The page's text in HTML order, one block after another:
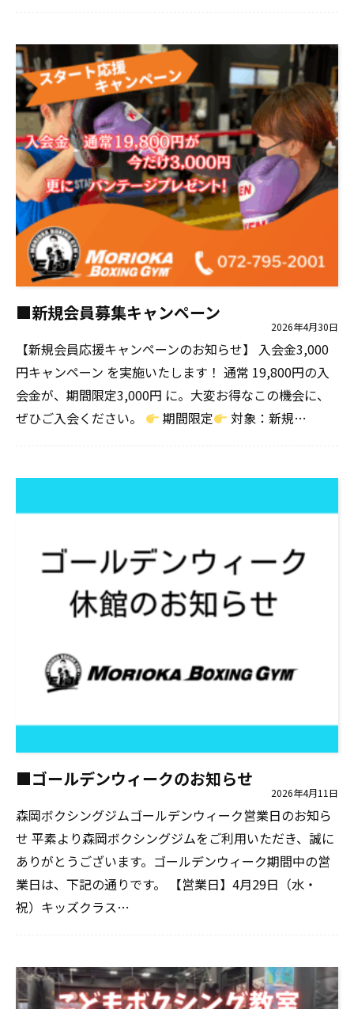
■新規会員募集キャンペーン
2026年4月30日
【新規会員応援キャンペーンのお知らせ】 入会金3,000
円キャンペーン を実施いたします！ 通常 19,800円の入
会金が、期間限定3,000円 に。大変お得なこの機会に、
ぜひご入会ください。
期間限定 対象：新規…
■ゴールデンウィークのお知らせ
2026年4月11日
森岡ボクシングジムゴールデンウィーク営業日のお知ら
せ 平素より森岡ボクシングジムをご利用いただき、誠に
ありがとうございます。ゴールデンウィーク期間中の営
業日は、下記の通りです。 【営業日】4月29日（水・
祝）キッズクラス…